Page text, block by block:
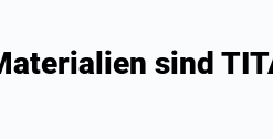
sind